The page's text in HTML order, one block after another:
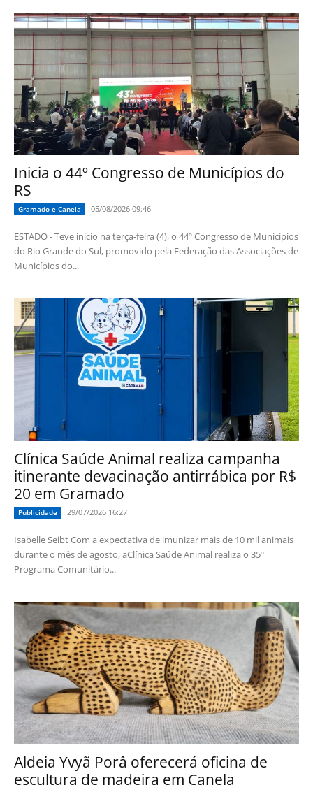
Inicia o 44º Congresso de Municípios do
RS
Gramado e Canela 05/08/2026 09:46
ESTADO - Teve início na terça-feira (4), o 44º Congresso de Municípios
do Rio Grande do Sul, promovido pela Federação das Associações de
Municípios do...
Clínica Saúde Animal realiza campanha
itinerante devacinação antirrábica por R$
20 em Gramado
Publicidade 29/07/2026 16:27
Isabelle Seibt Com a expectativa de imunizar mais de 10 mil animais
durante o mês de agosto, aClínica Saúde Animal realiza o 35º
Programa Comunitário...
Aldeia Yvyã Porâ oferecerá oficina de
escultura de madeira em Canela